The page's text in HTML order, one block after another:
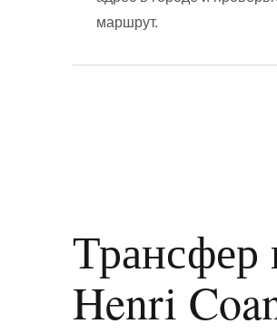
маршрут.
Трансфер
Henri